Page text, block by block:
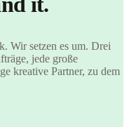
Wir setzen es um. Drei
jede große
kreative Partner, zu dem